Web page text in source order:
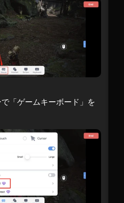
「ゲームキーボード」を